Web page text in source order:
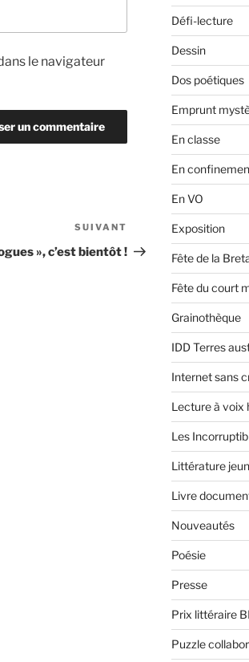
le navigateur
suivant
SUIVANT
», c’est bientôt !
Défi-lecture
Dessin
Dos poétiques
Emprunt
En classe
En
En VO
Exposition
Fête de la
Fête du court
Grainothèque
IDD Terres
Internet sans
Lecture à voix
Les
Littérature
Livre
Nouveautés
Poésie
Presse
Prix littéraire
Puzzle